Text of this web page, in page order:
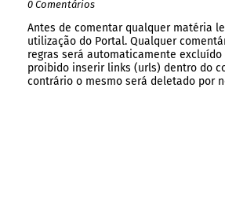
0 Comentários
Antes de comentar qualquer matéria
utilização do Portal. Qualquer
regras será automaticamente excluído
proibido inserir links (urls) dentro do
contrário o mesmo será deletado por